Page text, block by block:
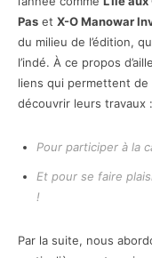
Pas et X-O Manowar
du milieu de l’édition,
l’indé. À ce propos
liens qui permettent de
découvrir leurs travaux :
Pour participer à la
Et pour se faire
!
Par la suite, nous